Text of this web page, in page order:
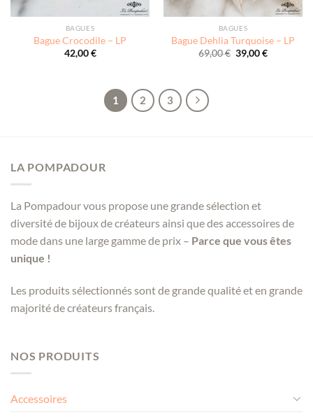
BAGUES
Bague Crocodile – LP
42,00€
BAGUES
Bague Dehlia Turquoise – LP
69,00€ Le
prix
39,00€Le
1 2 3
LA POMPADOUR
La Pompadour vous propose une grande sélection et
diversité de bijoux de créateurs ainsi que des accessoires de
mode dans une large gamme de prix – Parce que vous êtes
unique !
Les produits sélectionnés sont de grande qualité et en grande
majorité de créateurs français.
NOS PRODUITS
Accessoires